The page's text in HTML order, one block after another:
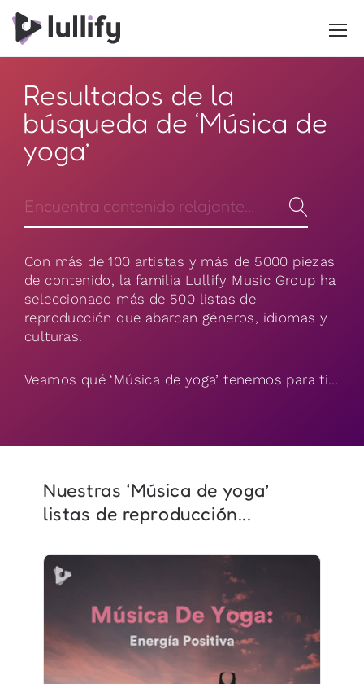
Resultados de la
búsqueda de ‘Música de
yoga’
Con más de 100 artistas y más de 5000 piezas
de contenido, la familia Lullify Music Group ha
seleccionado más de 500 listas de
reproducción que abarcan géneros, idiomas y
culturas.
Veamos qué ‘Música de yoga’ tenemos para ti…
Nuestras ‘Música de yoga’
listas de reproducción...
Música De Yoga: Energía
Información